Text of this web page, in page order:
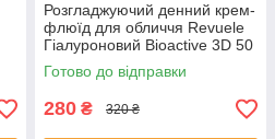
Розгладжуючий денний крем-
флюїд для обличчя Revuele
Гіалуроновий Bioactive 3D 50
мл
Готово до відправки
280 ₴ 320 ₴